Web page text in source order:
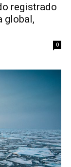
registrado
global,
0